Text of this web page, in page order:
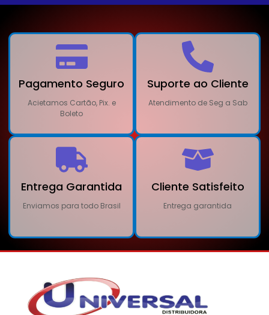
Pagamento Seguro
Acietamos Cartão, Pix. e
Boleto
Suporte ao Cliente
Atendimento de Seg a Sab
Entrega Garantida
Enviamos para todo Brasil
Cliente Satisfeito
Entrega garantida